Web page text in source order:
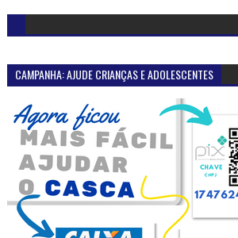
CAMPANHA: AJUDE CRIANÇAS E ADOLESCENTES